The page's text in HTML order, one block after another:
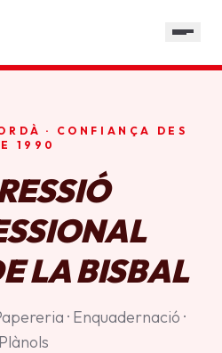
· CONFIANÇA DES
1990
LA BISBAL
· Enquadernació ·
Plànols